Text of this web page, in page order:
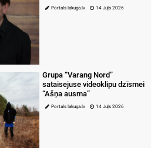
Portals lakuga.lv 14 Juļs 2026
Grupa “Varang Nord”
sataisejuse videoklipu dzīsmei
“Ašņa ausma”
Portals lakuga.lv 14 Juļs 2026